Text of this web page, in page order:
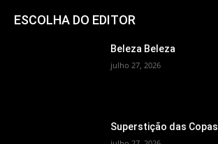
ESCOLHA DO EDITOR
Beleza Beleza
julho 27, 2026
Superstição das Copas